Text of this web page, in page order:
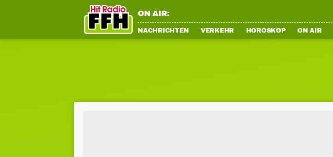
ON AIR:
NACHRICHTEN VERKEHR HOROSKOP ON AIR